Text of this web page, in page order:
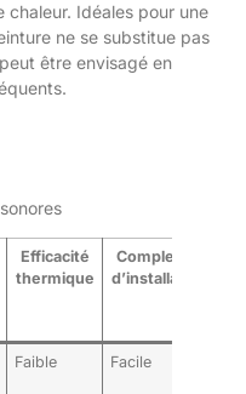
chaleur. Idéales pour une
ne se substitue pas
être envisagé en
Efficacité
thermique
Complexité
d’installation
Faible Facile